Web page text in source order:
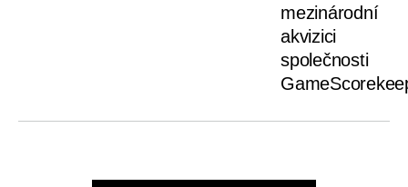
mezinárodní
akvizici
společnosti